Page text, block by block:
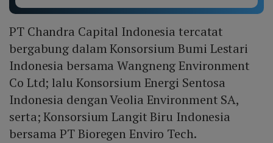
PT Chandra Capital Indonesia tercatat
bergabung dalam Konsorsium Bumi Lestari
Indonesia bersama Wangneng Environment
Co Ltd; lalu Konsorsium Energi Sentosa
Indonesia dengan Veolia Environment SA,
serta; Konsorsium Langit Biru Indonesia
bersama PT Bioregen Enviro Tech.